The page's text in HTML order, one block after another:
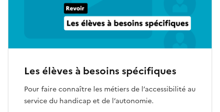
Les élèves à besoins spécifiques
Pour faire connaître les métiers de l’accessibilité au
service du handicap et de l’autonomie.